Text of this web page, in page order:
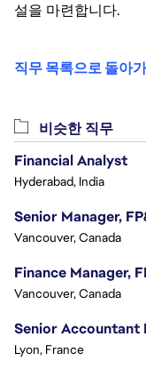
설을 마련합니다.
직무 목록으로 돌아
비슷한 직무
Financial Analyst
Hyderabad, India
Senior Manager,
Vancouver, Canada
Finance Manager,
Vancouver, Canada
Senior Accountant I
Lyon, France